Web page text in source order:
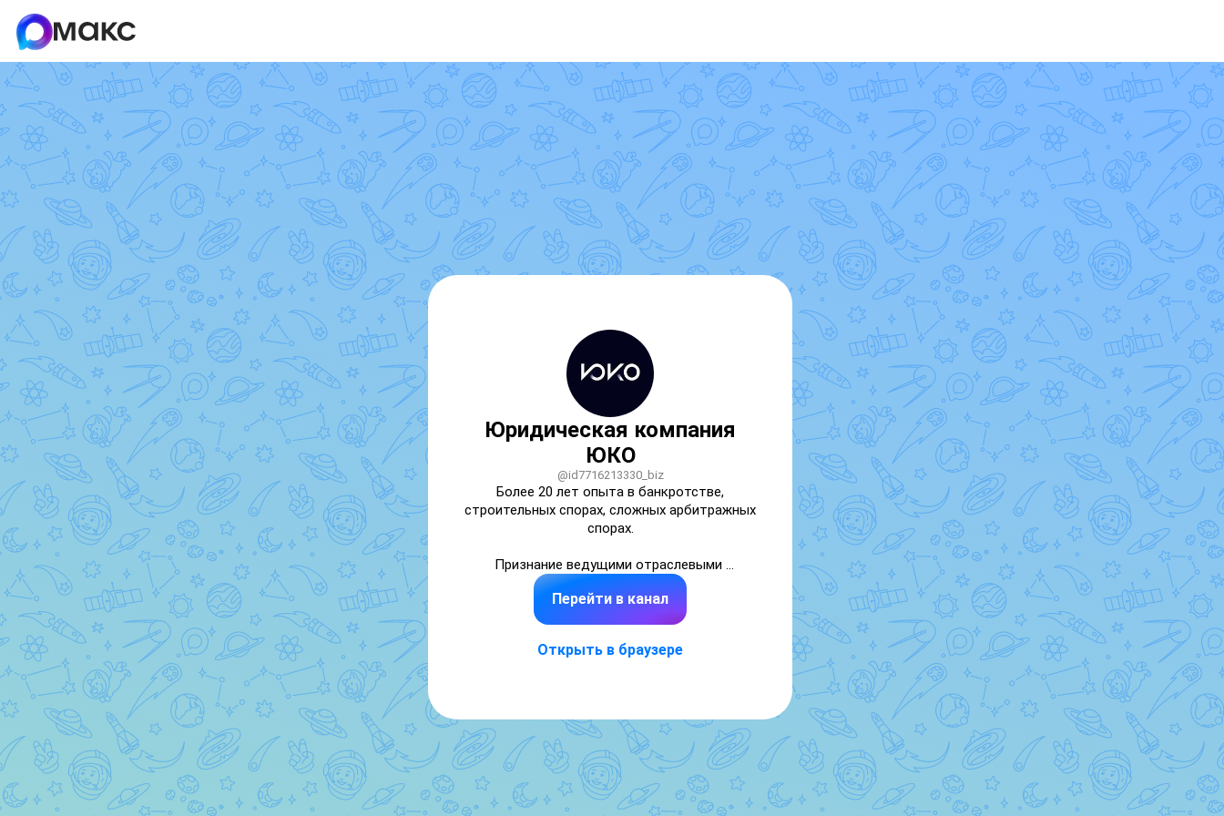
Юридическая компания
ЮКО
@id7716213330_biz
Более 20 лет опыта в банкротстве,
строительных спорах, сложных арбитражных
спорах.
Признание ведущими отраслевыми
рейтингами, как лидера в арбитраже,
банкротстве, строительных спорах и
сделках с недвижимостью, споров в
Перейти в канал
Открыть в браузере